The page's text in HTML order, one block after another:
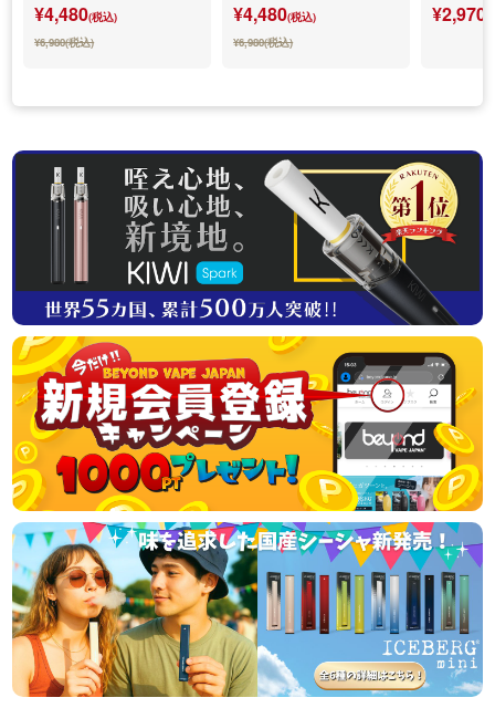
¥4,480(税込)
¥6,980(税込)
¥4,480(税込)
¥6,980(税込)
¥2,970